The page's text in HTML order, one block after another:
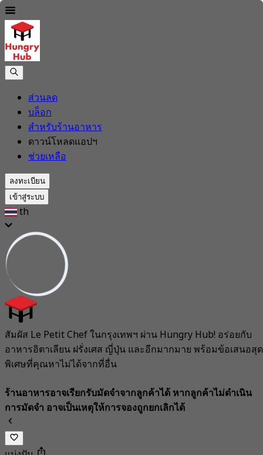
ส่วนลด
บล็อก
สำหรับร้านอาหาร
ดาวน์โหลดแอปฯ
ช่วยเหลือ
ลงทะเบียน
เข้าสู่ระบบ
th
สัมผัส Le Petit Chef ในกรุงเทพฯ ผ่าน Hungry Hub! อร่อยกับ
อาหารอิตาเลียน ฝรั่งเศส ญี่ปุ่น และอีกมากมาย พร้อมข้อเสนอสุด
พิเศษที่คุณหาไม่ได้จากที่อื่น
ร้านอาหารอาจเรียกรับมัดจำจากลูกค้าได้ หากลูกค้าไม่ดำเนิน
การมัดจำ อาจเป็นเหตุให้การจองถูกยกเลิกได้